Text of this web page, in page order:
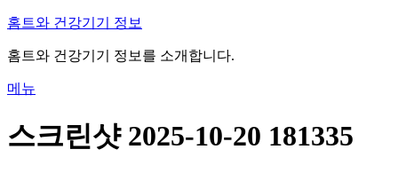
내
으
바
가
홈트와 건강기기 정보
홈트와 건강기기 정보를 소개합니다.
메뉴
스크린샷 2025-10-20 181335